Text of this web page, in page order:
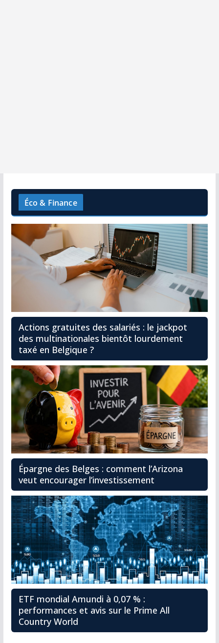
Éco & Finance
Actions gratuites des salariés : le jackpot
des multinationales bientôt lourdement
taxé en Belgique ?
Épargne des Belges : comment l’Arizona
veut encourager l’investissement
ETF mondial Amundi à 0,07 % :
performances et avis sur le Prime All
Country World